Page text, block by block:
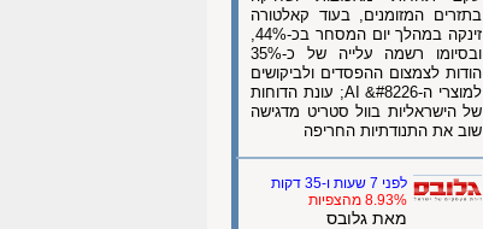
בתזרים המזומנים, בעוד קאלטורה
זינקה במהלך יום המסחר בכ-44%,
ובסיומו רשמה עלייה של כ-35%
הודות לצמצום ההפסדים ולביקושים
למוצרי ה-AI &#8226; עונת הדוחות
של הישראליות בוול סטריט מדגישה
שוב את התנודתיות החריפה
לפני 7 שעות ו-35 דקות
8.93% מהצפיות
מאת גלובס